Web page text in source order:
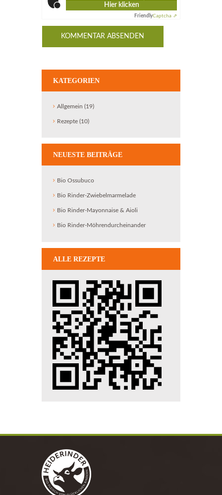
Hier klicken
FriendlyCaptcha ⇗
KATEGORIEN
Allgemein (19)
Rezepte (10)
NEUESTE BEITRÄGE
Bio Ossubuco
Bio Rinder-Zwiebelmarmelade
Bio Rinder-Mayonnaise & Aioli
Bio Rinder-Möhrendurcheinander
ALLE REZEPTE